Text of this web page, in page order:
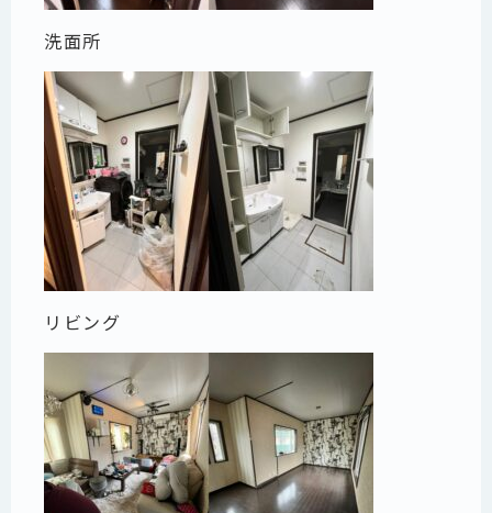
洗面所
リビング